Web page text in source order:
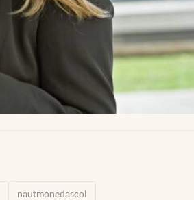
nautmonedascol